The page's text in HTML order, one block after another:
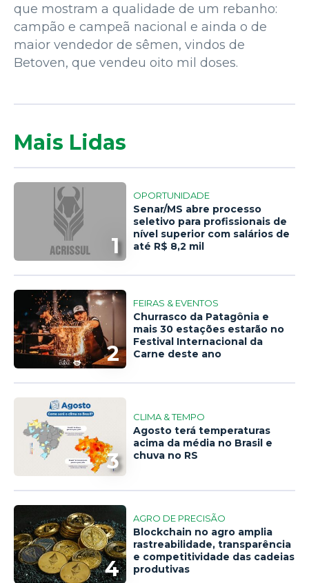
que mostram a qualidade de um rebanho:
campão e campeã nacional e ainda o de
maior vendedor de sêmen, vindos de
Betoven, que vendeu oito mil doses.
Mais Lidas
1
OPORTUNIDADE
Senar/MS abre processo
seletivo para profissionais de
nível superior com salários de
até R$ 8,2 mil
2
FEIRAS & EVENTOS
Churrasco da Patagônia e
mais 30 estações estarão no
Festival Internacional da
Carne deste ano
3
CLIMA & TEMPO
Agosto terá temperaturas
acima da média no Brasil e
chuva no RS
4
AGRO DE PRECISÃO
Blockchain no agro amplia
rastreabilidade, transparência
e competitividade das cadeias
produtivas